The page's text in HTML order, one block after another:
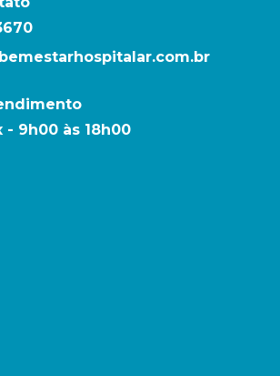
- 9h00 às 18h00